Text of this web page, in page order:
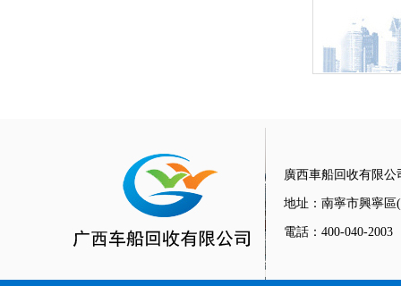
廣西車船回收有限公
地址：南寧市興寧區
電話：400-040-2003